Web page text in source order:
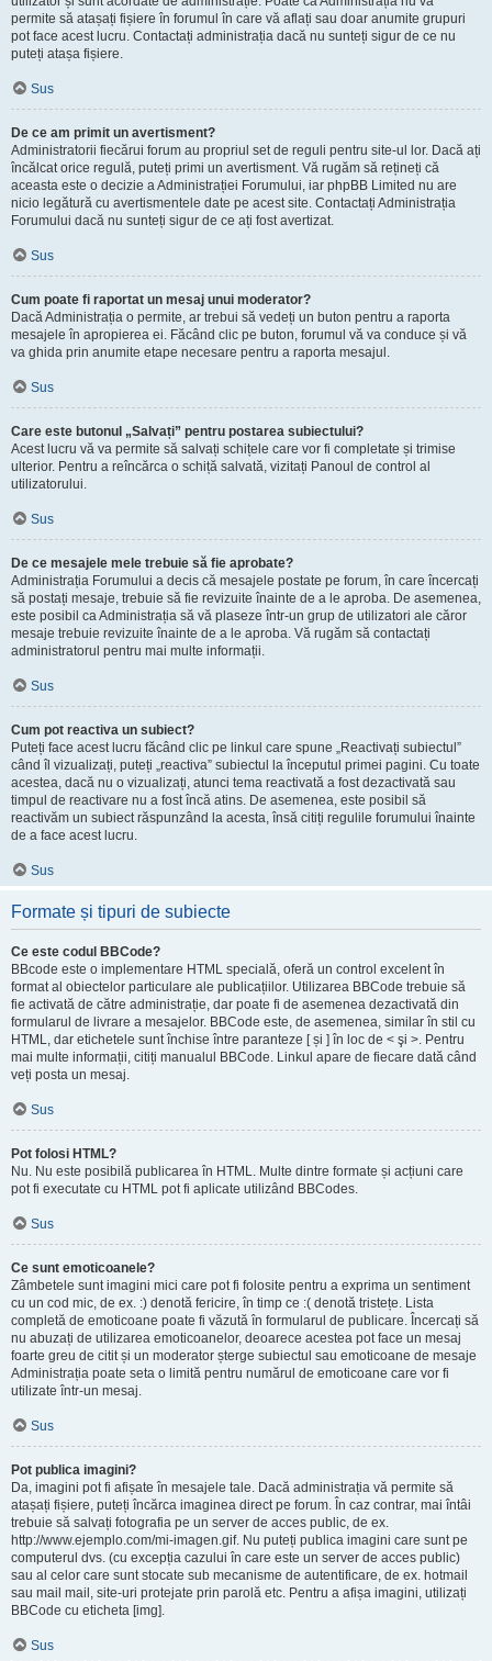
permite să atașați fișiere în forumul în care vă aflați sau doar anumite grupuri
pot face acest lucru. Contactați administrația dacă nu sunteți sigur de ce nu
puteți atașa fișiere.
Sus
De ce am primit un avertisment?
Administratorii fiecărui forum au propriul set de reguli pentru site-ul lor. Dacă ați
încălcat orice regulă, puteți primi un avertisment. Vă rugăm să rețineți că
aceasta este o decizie a Administrației Forumului, iar phpBB Limited nu are
nicio legătură cu avertismentele date pe acest site. Contactați Administrația
Forumului dacă nu sunteți sigur de ce ați fost avertizat.
Sus
Cum poate fi raportat un mesaj unui moderator?
Dacă Administrația o permite, ar trebui să vedeți un buton pentru a raporta
mesajele în apropierea ei. Făcând clic pe buton, forumul vă va conduce și vă
va ghida prin anumite etape necesare pentru a raporta mesajul.
Sus
Care este butonul „Salvați” pentru postarea subiectului?
Acest lucru vă va permite să salvați schițele care vor fi completate și trimise
ulterior. Pentru a reîncărca o schiță salvată, vizitați Panoul de control al
utilizatorului.
Sus
De ce mesajele mele trebuie să fie aprobate?
Administrația Forumului a decis că mesajele postate pe forum, în care încercați
să postați mesaje, trebuie să fie revizuite înainte de a le aproba. De asemenea,
este posibil ca Administrația să vă plaseze într-un grup de utilizatori ale căror
mesaje trebuie revizuite înainte de a le aproba. Vă rugăm să contactați
administratorul pentru mai multe informații.
Sus
Cum pot reactiva un subiect?
Puteți face acest lucru făcând clic pe linkul care spune „Reactivați subiectul”
când îl vizualizați, puteți „reactiva” subiectul la începutul primei pagini. Cu toate
acestea, dacă nu o vizualizați, atunci tema reactivată a fost dezactivată sau
timpul de reactivare nu a fost încă atins. De asemenea, este posibil să
reactivăm un subiect răspunzând la acesta, însă citiți regulile forumului înainte
de a face acest lucru.
Sus
Formate și tipuri de subiecte
Ce este codul BBCode?
BBcode este o implementare HTML specială, oferă un control excelent în
format al obiectelor particulare ale publicațiilor. Utilizarea BBCode trebuie să
fie activată de către administrație, dar poate fi de asemenea dezactivată din
formularul de livrare a mesajelor. BBCode este, de asemenea, similar în stil cu
HTML, dar etichetele sunt închise între paranteze [ și ] în loc de < şi >. Pentru
mai multe informații, citiți manualul BBCode. Linkul apare de fiecare dată când
veți posta un mesaj.
Sus
Pot folosi HTML?
Nu. Nu este posibilă publicarea în HTML. Multe dintre formate și acțiuni care
pot fi executate cu HTML pot fi aplicate utilizând BBCodes.
Sus
Ce sunt emoticoanele?
Zâmbetele sunt imagini mici care pot fi folosite pentru a exprima un sentiment
cu un cod mic, de ex. :) denotă fericire, în timp ce :( denotă tristețe. Lista
completă de emoticoane poate fi văzută în formularul de publicare. Încercați să
nu abuzați de utilizarea emoticoanelor, deoarece acestea pot face un mesaj
foarte greu de citit și un moderator șterge subiectul sau emoticoane de mesaje
Administrația poate seta o limită pentru numărul de emoticoane care vor fi
utilizate într-un mesaj.
Sus
Pot publica imagini?
Da, imagini pot fi afișate în mesajele tale. Dacă administrația vă permite să
atașați fișiere, puteți încărca imaginea direct pe forum. În caz contrar, mai întâi
trebuie să salvați fotografia pe un server de acces public, de ex.
http://www.ejemplo.com/mi-imagen.gif. Nu puteți publica imagini care sunt pe
computerul dvs. (cu excepția cazului în care este un server de acces public)
sau al celor care sunt stocate sub mecanisme de autentificare, de ex. hotmail
sau mail mail, site-uri protejate prin parolă etc. Pentru a afișa imagini, utilizați
BBCode cu eticheta [img].
Sus